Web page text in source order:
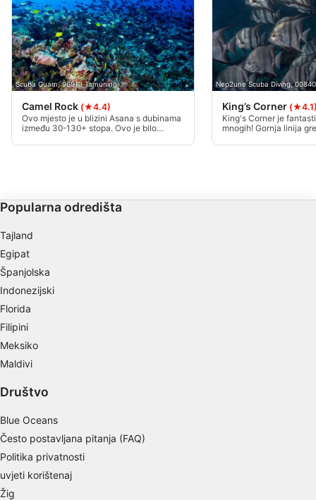
Scuba Guam, 96913 Tamuning
Camel Rock (★4.4)
Ovo mjesto je u blizini Asana s dubinama
između 30-130+ stopa. Ovo je bilo
bacanje stotina streljiva i artefakata iz
Nep2une Scuba Diving,
King’s Corner
King's Corner je
mnogih! Gornja linija
stopa. Možete doći do
Popularna odredišta
Tajland
Egipat
Španjolska
Indonezijski
Florida
Filipini
Meksiko
Maldivi
Društvo
Blue Oceans
Često postavljana pitanja (FAQ)
Politika privatnosti
uvjeti korištenaj
Žig